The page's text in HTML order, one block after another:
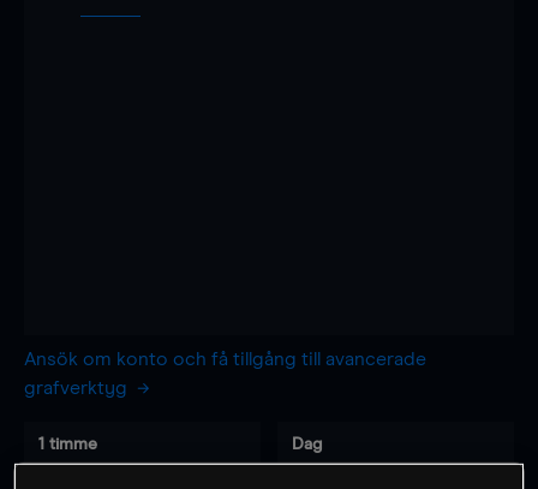
Ansök om konto och få tillgång till avancerade
grafverktyg
1 timme Dag